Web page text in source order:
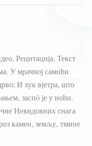
Рецитација, Текст
У мрачној самоћи
И хук вјетра, што
заспô је у ноћи.
Невидовних снага
камен, земљу, тмине